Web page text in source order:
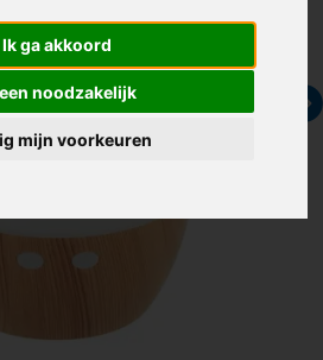
Ik ga akkoord
noodzakelijk
mijn voorkeuren